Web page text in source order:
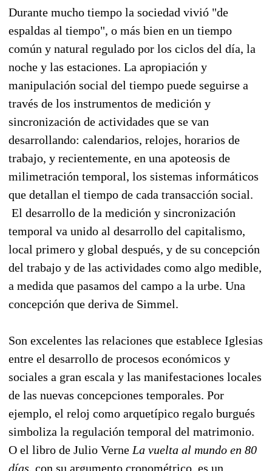
Durante mucho tiempo la sociedad vivió "de
espaldas al tiempo", o más bien en un tiempo
común y natural regulado por los ciclos del día, la
noche y las estaciones. La apropiación y
manipulación social del tiempo puede seguirse a
través de los instrumentos de medición y
sincronización de actividades que se van
desarrollando: calendarios, relojes, horarios de
trabajo, y recientemente, en una apoteosis de
milimetración temporal, los sistemas informáticos
que detallan el tiempo de cada transacción social.
El desarrollo de la medición y sincronización
temporal va unido al desarrollo del capitalismo,
local primero y global después, y de su concepción
del trabajo y de las actividades como algo medible,
a medida que pasamos del campo a la urbe. Una
concepción que deriva de Simmel.
Son excelentes las relaciones que establece Iglesias
entre el desarrollo de procesos económicos y
sociales a gran escala y las manifestaciones locales
de las nuevas concepciones temporales. Por
ejemplo, el reloj como arquetípico regalo burgués
simboliza la regulación temporal del matrimonio.
O el libro de Julio Verne La vuelta al mundo en 80
días, con su argumento cronométrico, es un